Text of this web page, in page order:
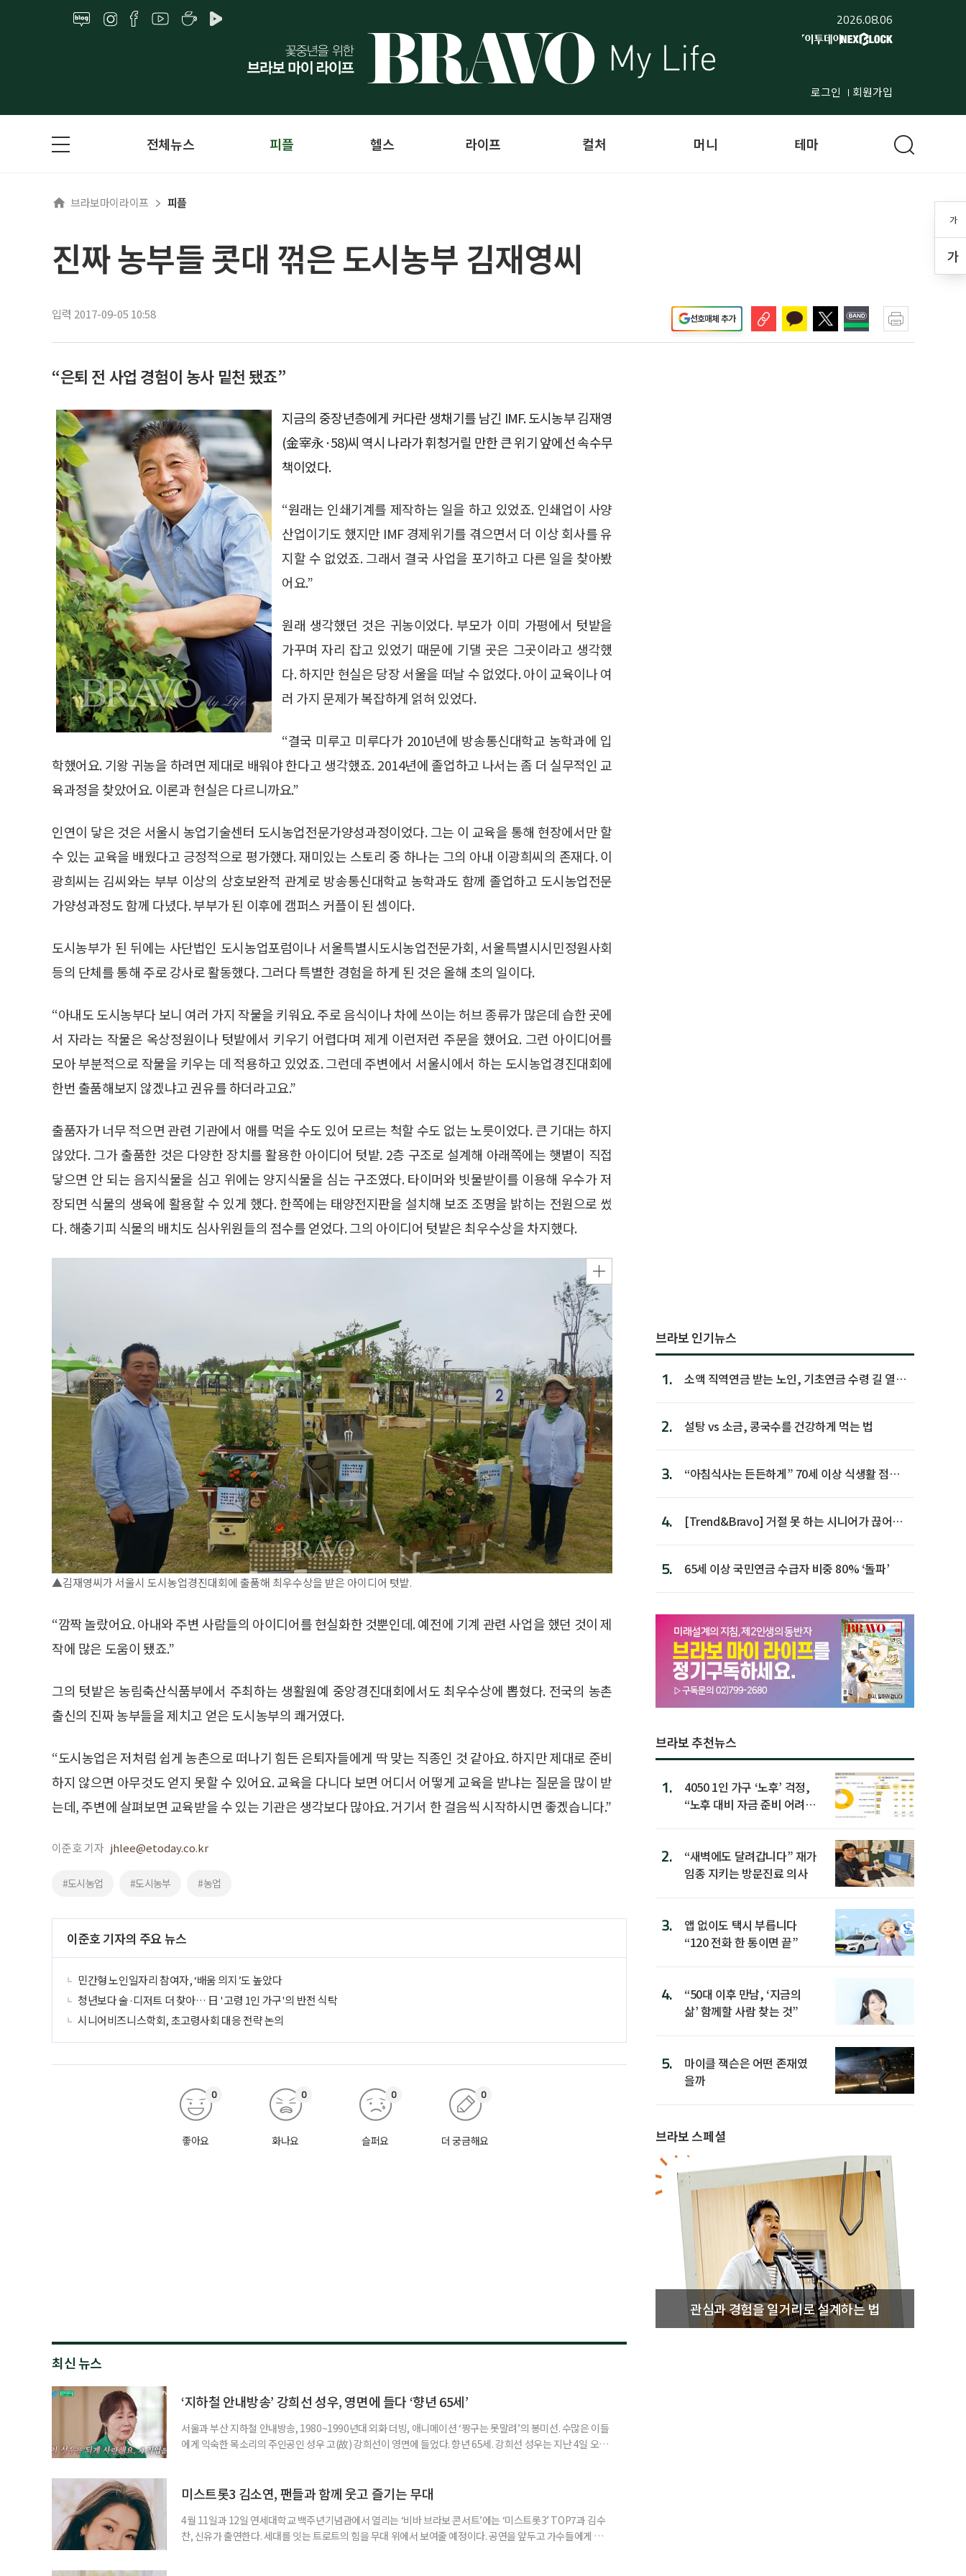
2026.08.06
로그인 회원가입
가
가
전체뉴스 피플 헬스 라이프 컬처 머니 테마
브라보마이라이프 피플
진짜 농부들 콧대 꺾은 도시농부 김재영씨
입력 2017-09-05 10:58 선호매체 추가
“은퇴 전 사업 경험이 농사 밑천 됐죠”
지금의 중장년층에게 커다란 생채기를 남긴 IMF. 도시농부 김재영
(金宰永·58)씨 역시 나라가 휘청거릴 만한 큰 위기 앞에선 속수무
책이었다.
“원래는 인쇄기계를 제작하는 일을 하고 있었죠. 인쇄업이 사양
산업이기도 했지만 IMF 경제위기를 겪으면서 더 이상 회사를 유
지할 수 없었죠. 그래서 결국 사업을 포기하고 다른 일을 찾아봤
어요.”
원래 생각했던 것은 귀농이었다. 부모가 이미 가평에서 텃밭을
가꾸며 자리 잡고 있었기 때문에 기댈 곳은 그곳이라고 생각했
다. 하지만 현실은 당장 서울을 떠날 수 없었다. 아이 교육이나 여
러 가지 문제가 복잡하게 얽혀 있었다.
“결국 미루고 미루다가 2010년에 방송통신대학교 농학과에 입
학했어요. 기왕 귀농을 하려면 제대로 배워야 한다고 생각했죠. 2014년에 졸업하고 나서는 좀 더 실무적인 교
육과정을 찾았어요. 이론과 현실은 다르니까요.”
인연이 닿은 것은 서울시 농업기술센터 도시농업전문가양성과정이었다. 그는 이 교육을 통해 현장에서만 할
수 있는 교육을 배웠다고 긍정적으로 평가했다. 재미있는 스토리 중 하나는 그의 아내 이광희씨의 존재다. 이
광희씨는 김씨와는 부부 이상의 상호보완적 관계로 방송통신대학교 농학과도 함께 졸업하고 도시농업전문
가양성과정도 함께 다녔다. 부부가 된 이후에 캠퍼스 커플이 된 셈이다.
도시농부가 된 뒤에는 사단법인 도시농업포럼이나 서울특별시도시농업전문가회, 서울특별시시민정원사회
등의 단체를 통해 주로 강사로 활동했다. 그러다 특별한 경험을 하게 된 것은 올해 초의 일이다.
“아내도 도시농부다 보니 여러 가지 작물을 키워요. 주로 음식이나 차에 쓰이는 허브 종류가 많은데 습한 곳에
서 자라는 작물은 옥상정원이나 텃밭에서 키우기 어렵다며 제게 이런저런 주문을 했어요. 그런 아이디어를
모아 부분적으로 작물을 키우는 데 적용하고 있었죠. 그런데 주변에서 서울시에서 하는 도시농업경진대회에
한번 출품해보지 않겠냐고 권유를 하더라고요.”
출품자가 너무 적으면 관련 기관에서 애를 먹을 수도 있어 모르는 척할 수도 없는 노릇이었다. 큰 기대는 하지
않았다. 그가 출품한 것은 다양한 장치를 활용한 아이디어 텃밭. 2층 구조로 설계해 아래쪽에는 햇볕이 직접
닿으면 안 되는 음지식물을 심고 위에는 양지식물을 심는 구조였다. 타이머와 빗물받이를 이용해 우수가 저
장되면 식물의 생육에 활용할 수 있게 했다. 한쪽에는 태양전지판을 설치해 보조 조명을 밝히는 전원으로 썼
다. 해충기피 식물의 배치도 심사위원들의 점수를 얻었다. 그의 아이디어 텃밭은 최우수상을 차지했다.
▲김재영씨가 서울시 도시농업경진대회에 출품해 최우수상을 받은 아이디어 텃밭.
“깜짝 놀랐어요. 아내와 주변 사람들의 아이디어를 현실화한 것뿐인데. 예전에 기계 관련 사업을 했던 것이 제
작에 많은 도움이 됐죠.”
그의 텃밭은 농림축산식품부에서 주최하는 생활원예 중앙경진대회에서도 최우수상에 뽑혔다. 전국의 농촌
출신의 진짜 농부들을 제치고 얻은 도시농부의 쾌거였다.
“도시농업은 저처럼 쉽게 농촌으로 떠나기 힘든 은퇴자들에게 딱 맞는 직종인 것 같아요. 하지만 제대로 준비
하지 않으면 아무것도 얻지 못할 수 있어요. 교육을 다니다 보면 어디서 어떻게 교육을 받냐는 질문을 많이 받
는데, 주변에 살펴보면 교육받을 수 있는 기관은 생각보다 많아요. 거기서 한 걸음씩 시작하시면 좋겠습니다.”
이준호 기자 jhlee@etoday.co.kr
#도시농업 #도시농부 #농업
이준호 기자의 주요 뉴스
민간형 노인일자리 참여자, ‘배움 의지’도 높았다
청년보다 술·디저트 더 찾아… 日 '고령 1인 가구'의 반전 식탁
시니어비즈니스학회, 초고령사회 대응 전략 논의
좋아요
0
화나요
0
슬퍼요
0
더 궁금해요
0
최신 뉴스
‘지하철 안내방송’ 강희선 성우, 영면에 들다 ‘향년 65세’
서울과 부산 지하철 안내방송, 1980~1990년대 외화 더빙, 애니메이션 ‘짱구는 못말려’의 봉미선. 수많은 이들
에게 익숙한 목소리의 주인공인 성우 고(故) 강희선이 영면에 들었다. 향년 65세. 강희선 성우는 지난 4일 오전
중에도 녹음실을 지키며 성우 활동을 이어간 그의 모습은 많은 이들에게 깊은 울림을 남겼
미스트롯3 김소연, 팬들과 함께 웃고 즐기는 무대
4월 11일과 12일 연세대학교 백주년기념관에서 열리는 ‘비바 브라보 콘서트’에는 ‘미스트롯3’ TOP7과 김수
찬, 신유가 출연한다. 세대를 잇는 트로트의 힘을 무대 위에서 보여줄 예정이다. 공연을 앞두고 가수들에게 트로
브라보 인기뉴스
1.
소액 직역연금 받는 노인, 기초연금 수령 길 열린
2. 설탕 vs 소금, 콩국수를 건강하게 먹는 법
3.
“아침식사는 든든하게” 70세 이상 식생활 점수
4.
[Trend&Bravo] 거절 못 하는 시니어가 끊어야
5. 65세 이상 국민연금 수급자 비중 80% ‘돌파’
브라보 추천뉴스
1.
4050 1인 가구 ‘노후’ 걱정,
“노후 대비 자금 준비 어려
2.
“새벽에도 달려갑니다” 재가
임종 지키는 방문진료 의사
3.
앱 없이도 택시 부릅니다
“120 전화 한 통이면 끝”
4.
“50대 이후 만남, ‘지금의
삶’ 함께할 사람 찾는 것”
5.
마이클 잭슨은 어떤 존재였
을까
브라보 스페셜
관심과 경험을 일거리로 설계하는 법